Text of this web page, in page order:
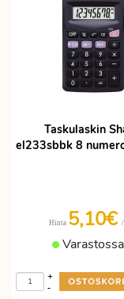
Taskulaskin
el233sbbk 8
Hinta 5,10€
Varastossa
-
+